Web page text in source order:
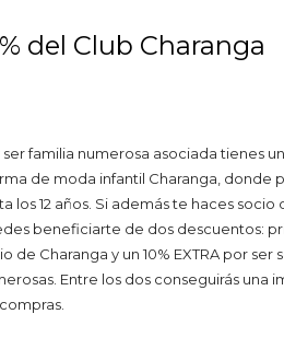
del Club Charanga
ser familia numerosa asociada tienes
de moda infantil Charanga, donde
los 12 años. Si además te haces socio
beneficiarte de dos descuentos:
de Charanga y un 10% EXTRA por ser
Entre los dos conseguirás una